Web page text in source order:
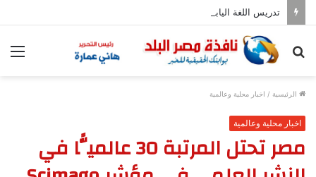
تدريس اللغة اليابانية فى المدارس بدءا من العام المقبل
بحث
الرئيسية / اخبار محلية وعالمية
اخبار محلية وعالمية
مصر تحتل المرتبة 30 عالميًّا في